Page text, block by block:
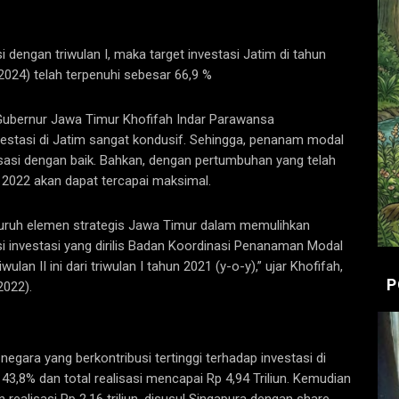
dengan triwulan I, maka target investasi Jatim di tahun
telah terpenuhi sebesar 66,9 %
Jawa Timur Khofifah Indar Parawansa
di Jatim sangat kondusif. Sehingga, penanam modal
dengan baik. Bahkan, dengan pertumbuhan yang telah
akan dapat tercapai maksimal.
elemen strategis Jawa Timur dalam memulihkan
yang dirilis Badan Koordinasi Penanaman Modal
II ini dari triwulan I tahun 2021 (y-o-y),” ujar Khofifah,
yang berkontribusi tertinggi terhadap investasi di
dan total realisasi mencapai Rp 4,94 Triliun. Kemudian